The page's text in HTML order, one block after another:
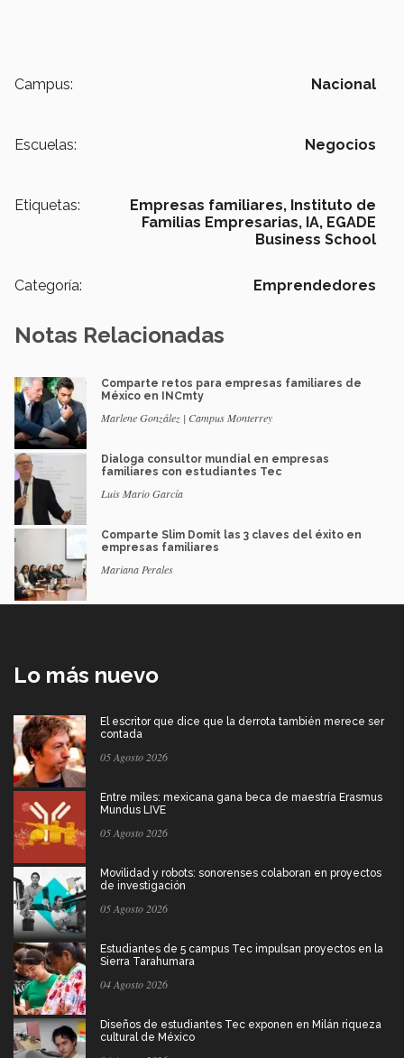
Campus: Nacional
Escuelas: Negocios
Etiquetas: Empresas familiares, Instituto de
Familias Empresarias, IA, EGADE
Business School
Categoría: Emprendedores
Notas Relacionadas
Comparte retos para empresas familiares de
México en INCmty
Marlene González | Campus Monterrey
Dialoga consultor mundial en empresas
familiares con estudiantes Tec
Luis Mario García
Comparte Slim Domit las 3 claves del éxito en
empresas familiares
Mariana Perales
Lo más nuevo
El escritor que dice que la derrota también merece ser
contada
05 Agosto 2026
Entre miles: mexicana gana beca de maestría Erasmus
Mundus LIVE
05 Agosto 2026
Movilidad y robots: sonorenses colaboran en proyectos
de investigación
05 Agosto 2026
Estudiantes de 5 campus Tec impulsan proyectos en la
Sierra Tarahumara
04 Agosto 2026
Diseños de estudiantes Tec exponen en Milán riqueza
cultural de México